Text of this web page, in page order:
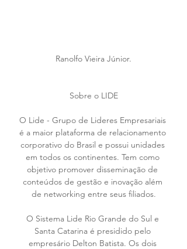
Ranolfo Vieira Júnior.
Sobre o LIDE
O Lide - Grupo de Lideres Empresariais
é a maior plataforma de relacionamento
corporativo do Brasil e possui unidades
em todos os continentes. Tem como
objetivo promover disseminação de
conteúdos de gestão e inovação além
de networking entre seus filiados.
O Sistema Lide Rio Grande do Sul e
Santa Catarina é presidido pelo
empresário Delton Batista. Os dois